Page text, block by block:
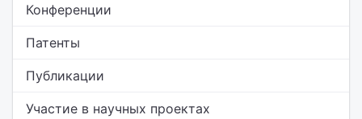
Конференции
Патенты
Публикации
Участие в научных проектах